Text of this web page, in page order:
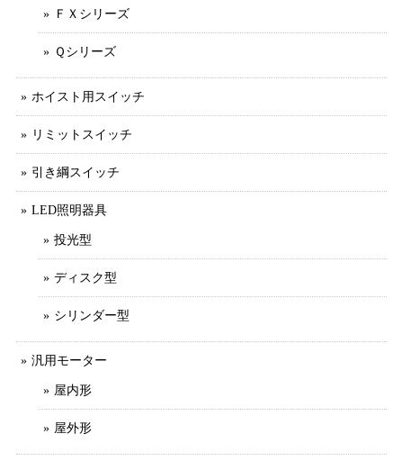
ＦＸシリーズ
Ｑシリーズ
ホイスト用スイッチ
リミットスイッチ
引き綱スイッチ
LED照明器具
投光型
ディスク型
シリンダー型
汎用モーター
屋内形
屋外形